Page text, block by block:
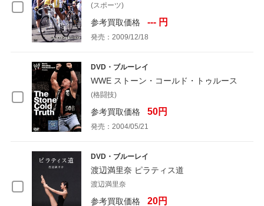
(スポーツ)
参考買取価格 --- 円
発売：2009/12/18
DVD・ブルーレイ
WWE ストーン・コールド・トゥルース
(格闘技)
参考買取価格 50円
発売：2004/05/21
DVD・ブルーレイ
渡辺満里奈 ピラティス道
渡辺満里奈
参考買取価格 20円